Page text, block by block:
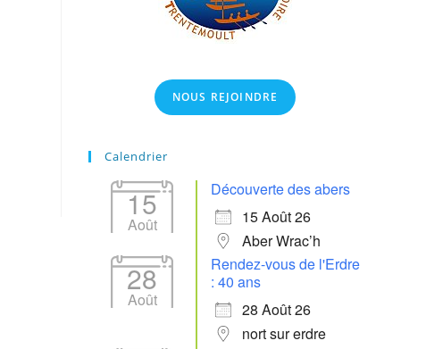
Outlook Live
NOUS REJOINDRE
Calendrier
15
Août
Découverte des abers
15 Août 26
Aber Wrac’h
28
Août
Rendez-vous de l'Erdre
: 40 ans
28 Août 26
nort sur erdre